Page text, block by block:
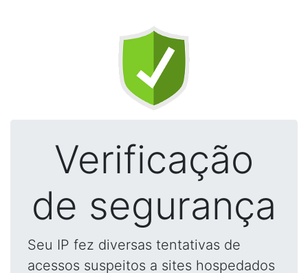
Verificação
de segurança
Seu IP fez diversas tentativas de
acessos suspeitos a sites hospedados